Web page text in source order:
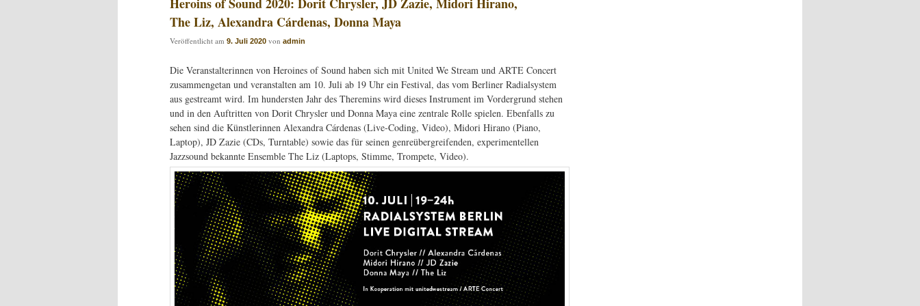
The Liz, Alexandra Cárdenas, Donna Maya
Veröffentlicht am 9. Juli 2020 von admin
Die Veranstalterinnen von Heroines of Sound haben sich mit United We Stream und ARTE Concert
zusammengetan und veranstalten am 10. Juli ab 19 Uhr ein Festival, das vom Berliner Radialsystem
aus gestreamt wird. Im hundersten Jahr des Theremins wird dieses Instrument im Vordergrund stehen
und in den Auftritten von Dorit Chrysler und Donna Maya eine zentrale Rolle spielen. Ebenfalls zu
sehen sind die Künstlerinnen Alexandra Cárdenas (Live-Coding, Video), Midori Hirano (Piano,
Laptop), JD Zazie (CDs, Turntable) sowie das für seinen genreübergreifenden, experimentellen
Jazzsound bekannte Ensemble The Liz (Laptops, Stimme, Trompete, Video).